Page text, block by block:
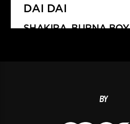
DAI DAI
SHAKIRA, BURNA BOY
BY